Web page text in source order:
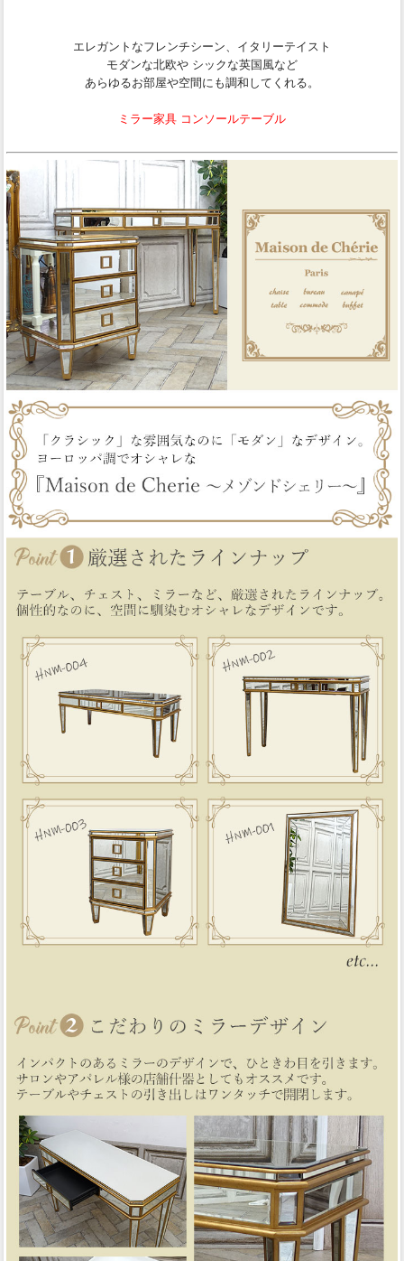
エレガントなフレンチシーン、イタリーテイスト
モダンな北欧や シックな英国風など
あらゆるお部屋や空間にも調和してくれる。
ミラー家具 コンソールテーブル